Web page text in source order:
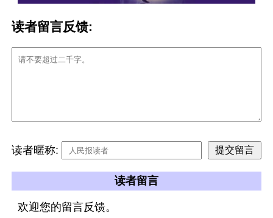
读者留言反馈:
读者暱称:
读者留言
欢迎您的留言反馈。